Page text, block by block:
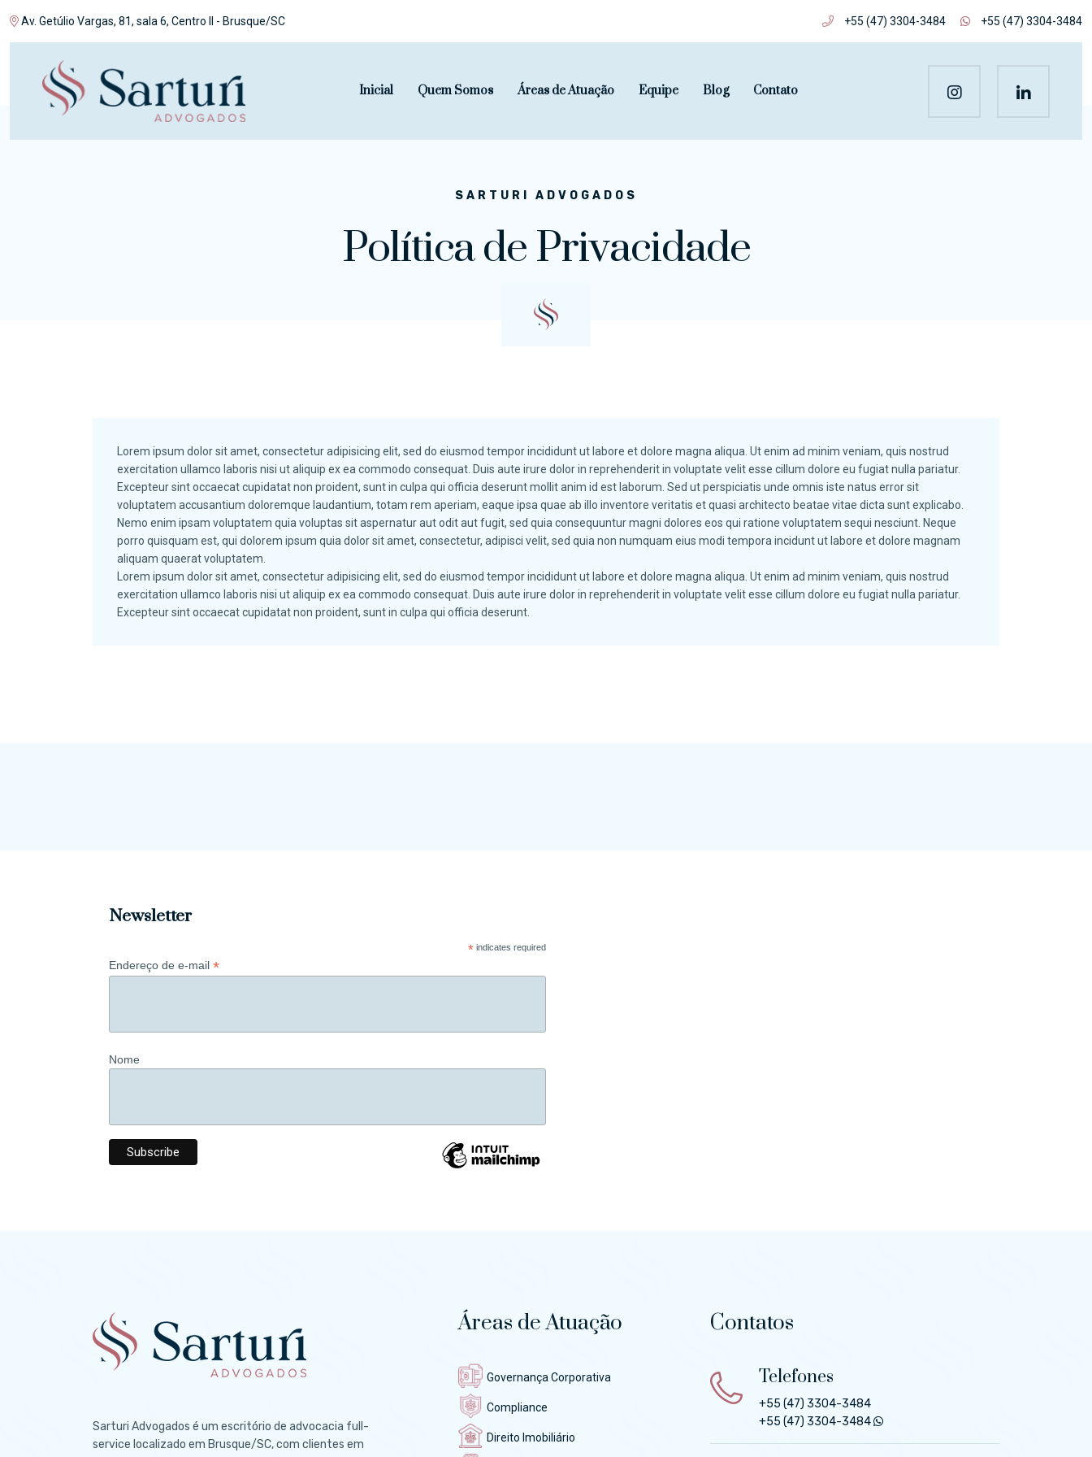
Av. Getúlio Vargas, 81, sala 6, Centro II - Brusque/SC +55 (47) 3304-3484 +55 (47) 3304-3484
Inicial Quem Somos Áreas de Atuação Equipe Blog Contato
SARTURI ADVOGADOS
Política de Privacidade
Lorem ipsum dolor sit amet, consectetur adipisicing elit, sed do eiusmod tempor incididunt ut labore et dolore magna aliqua. Ut enim ad minim veniam, quis nostrud
exercitation ullamco laboris nisi ut aliquip ex ea commodo consequat. Duis aute irure dolor in reprehenderit in voluptate velit esse cillum dolore eu fugiat nulla pariatur.
Excepteur sint occaecat cupidatat non proident, sunt in culpa qui officia deserunt mollit anim id est laborum. Sed ut perspiciatis unde omnis iste natus error sit
voluptatem accusantium doloremque laudantium, totam rem aperiam, eaque ipsa quae ab illo inventore veritatis et quasi architecto beatae vitae dicta sunt explicabo.
Nemo enim ipsam voluptatem quia voluptas sit aspernatur aut odit aut fugit, sed quia consequuntur magni dolores eos qui ratione voluptatem sequi nesciunt. Neque
porro quisquam est, qui dolorem ipsum quia dolor sit amet, consectetur, adipisci velit, sed quia non numquam eius modi tempora incidunt ut labore et dolore magnam
aliquam quaerat voluptatem.
Lorem ipsum dolor sit amet, consectetur adipisicing elit, sed do eiusmod tempor incididunt ut labore et dolore magna aliqua. Ut enim ad minim veniam, quis nostrud
exercitation ullamco laboris nisi ut aliquip ex ea commodo consequat. Duis aute irure dolor in reprehenderit in voluptate velit esse cillum dolore eu fugiat nulla pariatur.
Excepteur sint occaecat cupidatat non proident, sunt in culpa qui officia deserunt.
Newsletter
*indicates required
Endereço de e-mail *
Nome
Sarturi Advogados é um escritório de advocacia full-
service localizado em Brusque/SC, com clientes em
Áreas de Atuação
Governança Corporativa
Compliance
Direito Imobiliário
Contatos
Telefones
+55 (47) 3304-3484
+55 (47) 3304-3484